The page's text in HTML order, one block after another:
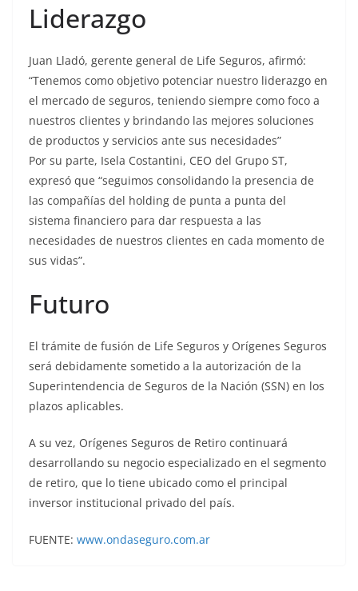
Liderazgo
Juan Lladó, gerente general de Life Seguros, afirmó:
“Tenemos como objetivo potenciar nuestro liderazgo en
el mercado de seguros, teniendo siempre como foco a
nuestros clientes y brindando las mejores soluciones
de productos y servicios ante sus necesidades”
Por su parte, Isela Costantini, CEO del Grupo ST,
expresó que “seguimos consolidando la presencia de
las compañías del holding de punta a punta del
sistema financiero para dar respuesta a las
necesidades de nuestros clientes en cada momento de
sus vidas”.
Futuro
El trámite de fusión de Life Seguros y Orígenes Seguros
será debidamente sometido a la autorización de la
Superintendencia de Seguros de la Nación (SSN) en los
plazos aplicables.
A su vez, Orígenes Seguros de Retiro continuará
desarrollando su negocio especializado en el segmento
de retiro, que lo tiene ubicado como el principal
inversor institucional privado del país.
FUENTE: www.ondaseguro.com.ar